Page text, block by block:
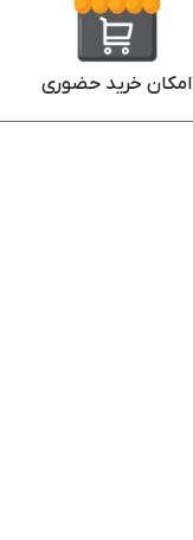
امکان خرید حضوری